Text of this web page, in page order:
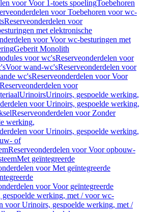
voor Voor 1-toets spoelingToebehoren
voor Toebehoren voor wc-
Reserveonderdelen voor
met elektronische
voor Voor wc-besturingen met
Geberit Monolith
voor wc'sReserveonderdelen voor
Voor wand-wc'sReserveonderdelen voor
wc'sReserveonderdelen voor Voor
Reserveonderdelen voor
UrinoirsUrinoirs, gespoelde werking,
voor Urinoirs, gespoelde werking,
Reserveonderdelen voor Zonder
werking,
voor Urinoirs, gespoelde werking,
of
Reserveonderdelen voor Voor opbouw-
Met geïntegreerde
voor Met geïntegreerde
voor Voor geïntegreerde
werking, met / voor wc-
voor Urinoirs, gespoelde werking, met /